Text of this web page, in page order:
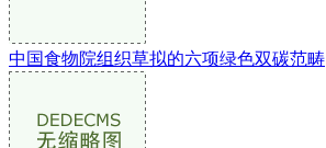
中国食物院组织草拟的六项绿色双碳范畴